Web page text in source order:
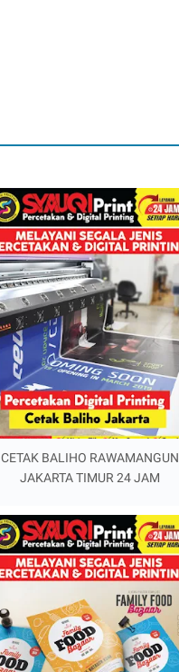
CETAK BALIHO RAWAMANGUN
JAKARTA TIMUR 24 JAM